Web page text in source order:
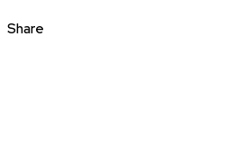
Share